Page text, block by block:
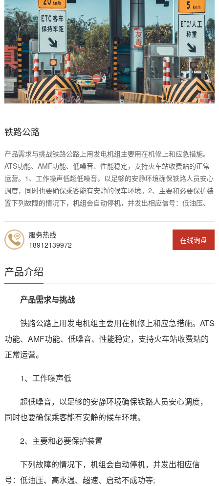
铁路公路
产品需求与挑战铁路公路上用发电机组主要用在机修上和应急措施。
ATS功能、AMF功能、低噪音、性能稳定，支持火车站收费站的正常
运营。1、工作噪声低超低噪音，以足够的安静环境确保铁路人员安心
调度，同时也要确保乘客能有安静的候车环境。2、主要和必要保护装
置下列故障的情况下，机组会自动停机，并发出相应信号：低油压、
在线询盘
服务热线
18912139972
产品介绍
产品需求与挑战
铁路公路上用发电机组主要用在机修上和应急措施。ATS
功能、AMF功能、低噪音、性能稳定，支持火车站收费站的
正常运营。
1、工作噪声低
超低噪音，以足够的安静环境确保铁路人员安心调度，
同时也要确保乘客能有安静的候车环境。
2、主要和必要保护装置
下列故障的情况下，机组会自动停机，并发出相应信
号：低油压、高水温、超速、启动不成功等;